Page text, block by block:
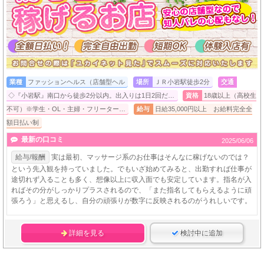
業種 ファッションヘルス（店舗型ヘル 場所 ＪＲ小岩駅徒歩2分
交通
◇『小岩駅』南口から徒歩2分以内。出入りは1日2回だ…
資格
18歳以上（高校生
不可）※学生・OL・主婦・フリーター…
給与
日給35,000円以上 お給料完全全
額日払い制
最新の口コミ 2025/06/06
給与/報酬
実は最初、マッサージ系のお仕事はそんなに稼げないのでは？
という先入観を持っていました。でもいざ始めてみると、出勤すれば仕事が
途切れず入ることも多く、想像以上に収入面でも安定しています。指名が入
ればその分がしっかりプラスされるので、「また指名してもらえるように頑
張ろう」と思えるし、自分の頑張りが数字に反映されるのがうれしいです。
詳細を見る 検討中に追加